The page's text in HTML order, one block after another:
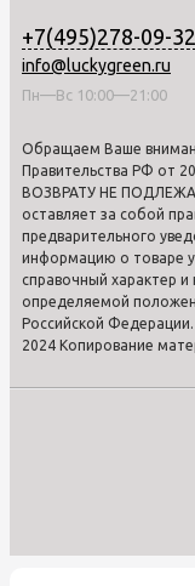
+7(495)278-09-32
info@luckygreen.ru
Пн—Вс 10:00—21:00
Обращаем Ваше
Правительства РФ от
ВОЗВРАТУ НЕ
оставляет за собой
предварительного
информацию о товаре
справочный характер
определяемой
Российской
2024 Копирование